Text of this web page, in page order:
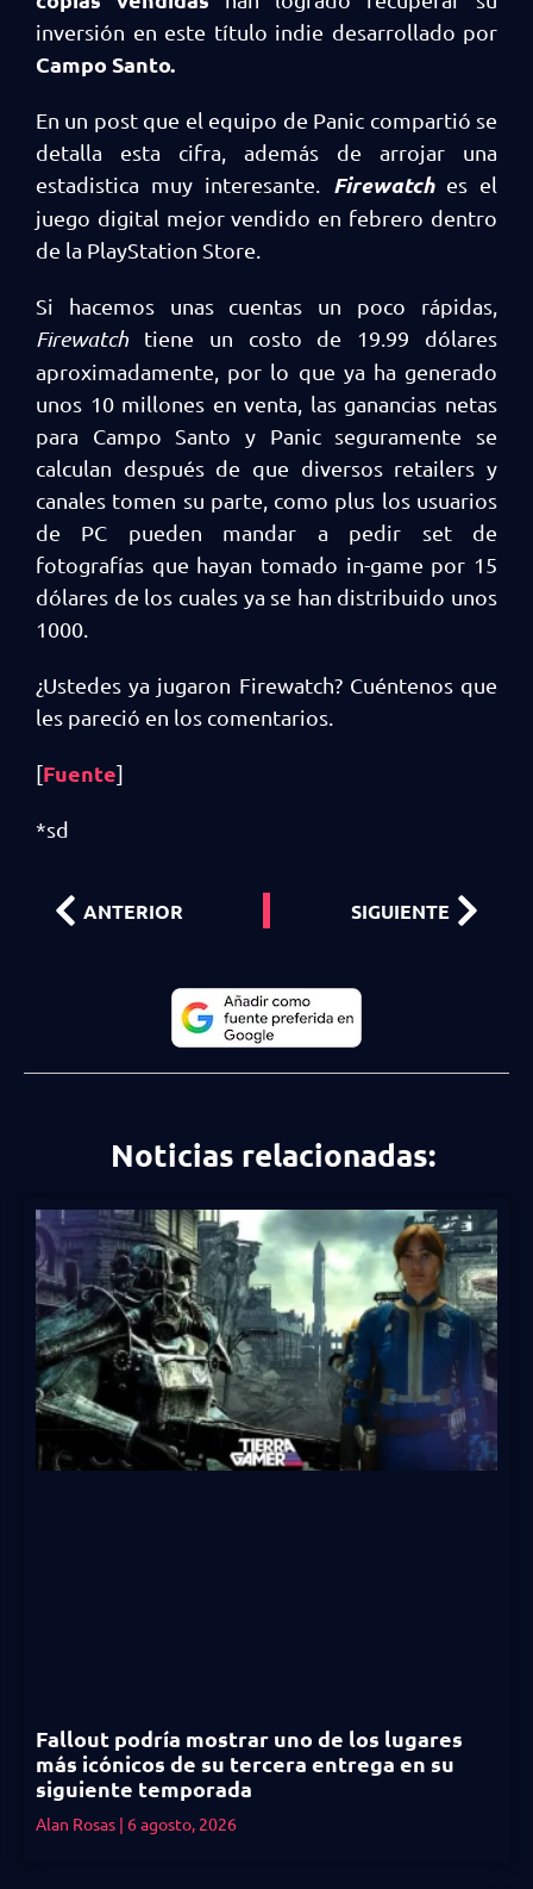
inversión en este título indie desarrollado por
Campo Santo.
En un post que el equipo de Panic compartió se
detalla esta cifra, además de arrojar una
estadistica muy interesante. Firewatches el
juego digital mejor vendido en febrero dentro
de la PlayStation Store.
Si hacemos unas cuentas un poco rápidas,
Firewatch tiene un costo de 19.99 dólares
aproximadamente, por lo que ya ha generado
unos 10 millones en venta, las ganancias netas
para Campo Santo y Panic seguramente se
calculan después de que diversos retailers y
canales tomen su parte, como plus los usuarios
de PC pueden mandar a pedir set de
fotografías que hayan tomado in-game por 15
dólares de los cuales ya se han distribuido unos
1000.
¿Ustedes ya jugaron Firewatch? Cuéntenos que
les pareció en los comentarios.
[Fuente]
*sd
ANTERIOR SIGUIENTE
Noticias relacionadas:
Fallout podría mostrar uno de los lugares
más icónicos de su tercera entrega en su
siguiente temporada
Alan Rosas 6 agosto, 2026